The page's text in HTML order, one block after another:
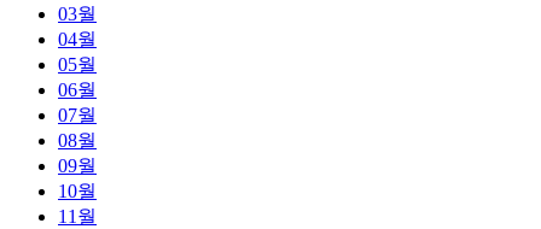
03월
04월
05월
06월
07월
08월
09월
10월
11월